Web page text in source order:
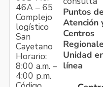
46A – 65
Complejo
logístico
San
Cayetano
Horario:
8:00 a.m. –
4:00 p.m.
Puntos de
Atención
Centros
Unidad
línea